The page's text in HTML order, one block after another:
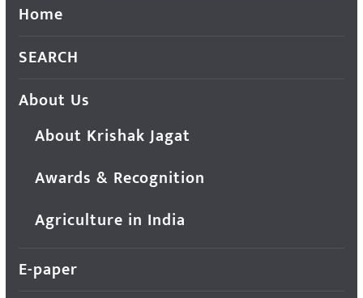
Home
SEARCH
About Us
About Krishak Jagat
Awards & Recognition
Agriculture in India
E-paper